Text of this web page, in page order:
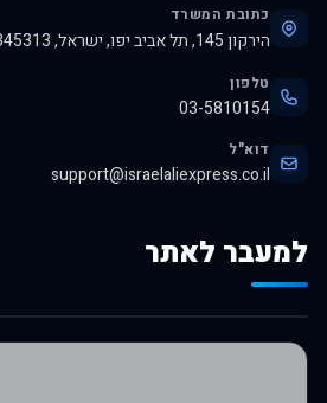
כתובת המשרד
הירקון 145, תל אביב יפו, ישראל, 6345313
טלפון
03-5810154
דוא"ל
support@israelaliexpress.co.il
למעבר לאתר
לרכישה באלי אקספרס